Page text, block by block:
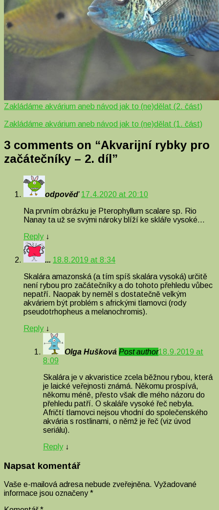
Zakládáme akvárium aneb návod jak to (ne)dělat (2. část)
Zakládáme akvárium aneb návod jak to (ne)dělat (1. část)
3 comments on “Akvarijní rybky pro
začátečníky – 2. díl ”
odpověď 17.4.2020 at 20:10
Na prvním obrázku je Pterophyllum scalare sp. Rio
Nanay ta už se svými nároky blíží ke skláře vysoké…
Reply ↓
... 18.8.2019 at 8:34
Skalára amazonská (a tím spíš skalára vysoká) určitě
není rybou pro začátečníky a do tohoto přehledu vůbec
nepatří. Naopak by neměl s dostatečně velkým
akváriem být problém s africkými tlamovci (rody
pseudotrhopheus a melanochromis).
Reply ↓
Olga Hušková Post author18.9.2019 at
8:09
Skalára je v akvaristice zcela běžnou rybou, která
je laické veřejnosti známá. Někomu prospívá,
někomu méně, přesto však dle mého názoru do
přehledu patří. O skaláře vysoké řeč nebyla.
Afričtí tlamovci nejsou vhodní do společenského
akvária s rostlinami, o němž je řeč (viz úvod
seriálu).
Reply ↓
Napsat komentář
Vaše e-mailová adresa nebude zveřejněna. Vyžadované
informace jsou označeny*